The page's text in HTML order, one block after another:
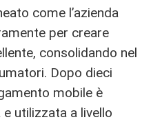
come l’azienda
per creare
consolidando nel
Dopo dieci
mobile è
utilizzata a livello